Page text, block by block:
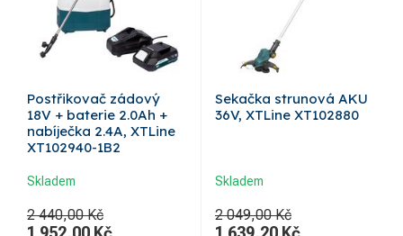
Postřikovač zádový
18V + baterie 2.0Ah +
nabíječka 2.4A, XTLine
XT102940-1B2
Skladem
2 440,00 Kč
Sekačka strunová AKU
36V, XTLine XT102880
Skladem
2 049,00 Kč